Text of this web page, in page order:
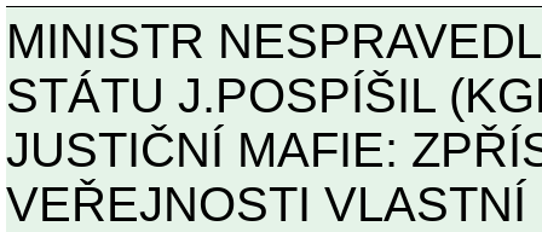
MINISTR
STÁTU J.POSPÍŠIL
JUSTIČNÍ MAFIE:
VEŘEJNOSTI